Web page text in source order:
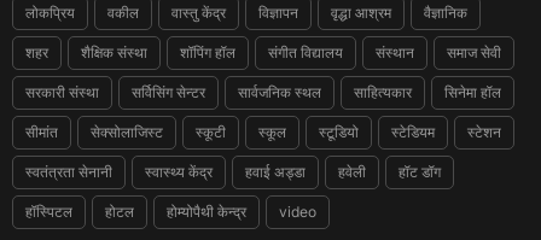
लोकप्रिय वकील वास्तु केंद्र विज्ञापन वृद्धा आश्रम वैज्ञानिक
शहर शैक्षिक संस्था शॉपिंग हॉल संगीत विद्यालय संस्थान समाज सेवी
सरकारी संस्था सर्विसिंग सेन्टर सार्वजनिक स्थल साहित्यकार सिनेमा हॉल
सीमांत सेक्सोलाजिस्ट स्कूटी स्कूल स्टूडियो स्टेडियम स्टेशन
स्वतंत्रता सेनानी स्वास्थ्य केंद्र हवाई अड्डा हवेली हॉट डॉग
हॉस्पिटल होटल होम्योपैथी केन्द्र video